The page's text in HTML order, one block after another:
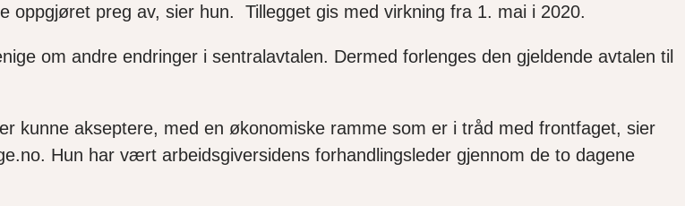
preg av, sier hun. Tillegget gis med virkning fra 1. mai i 2020.
om andre endringer i sentralavtalen. Dermed forlenges den gjeldende avtalen til
kunne akseptere, med en økonomiske ramme som er i tråd med frontfaget, sier
Hun har vært arbeidsgiversidens forhandlingsleder gjennom de to dagene